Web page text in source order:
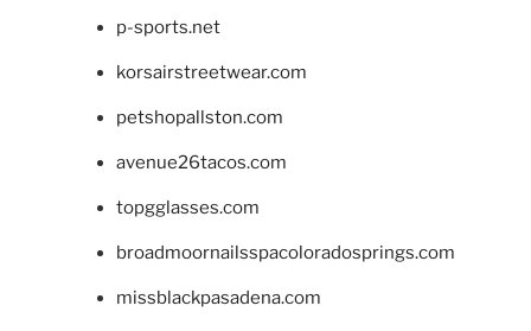
p-sports.net
korsairstreetwear.com
petshopallston.com
avenue26tacos.com
topgglasses.com
broadmoornailsspacoloradosprings.com
missblackpasadena.com